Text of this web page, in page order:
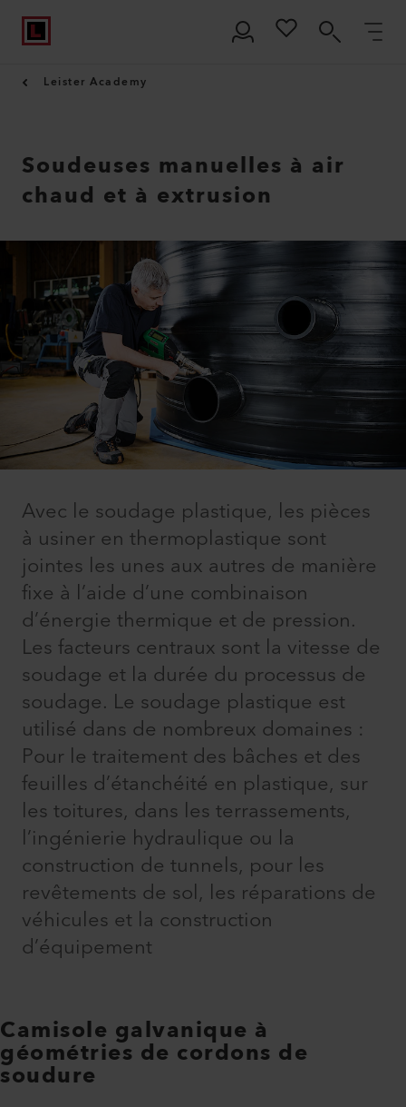
Leister Academy
Soudeuses manuelles à air
chaud et à extrusion
Avec le soudage plastique, les pièces
à usiner en thermoplastique sont
jointes les unes aux autres de manière
fixe à l’aide d’une combinaison
d’énergie thermique et de pression.
Les facteurs centraux sont la vitesse de
soudage et la durée du processus de
soudage. Le soudage plastique est
utilisé dans de nombreux domaines :
Pour le traitement des bâches et des
feuilles d’étanchéité en plastique, sur
les toitures, dans les terrassements,
l’ingénierie hydraulique ou la
construction de tunnels, pour les
revêtements de sol, les réparations de
véhicules et la construction
d’équipement
Camisole galvanique à
géométries de cordons de
soudure